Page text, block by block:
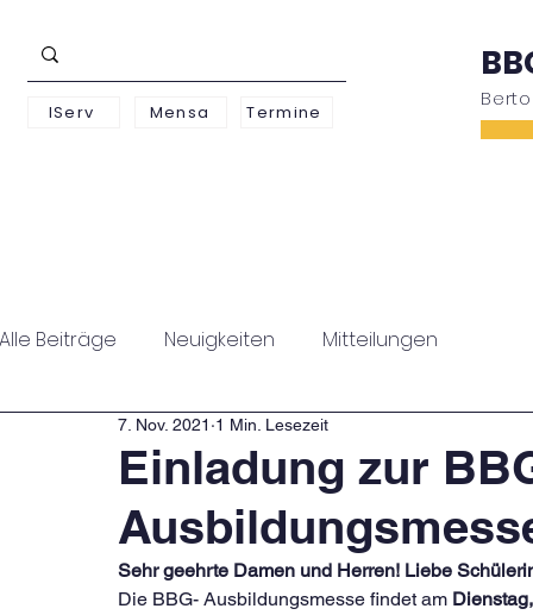
IServ Mensa Termine
Alle Beiträge Neuigkeiten Mitteilungen
Einladung zur
7. Nov. 2021 1 Min. Lesezeit
Sehr geehrte Damen und Herren! Liebe
Die BBG- Ausbildungsmesse findet am